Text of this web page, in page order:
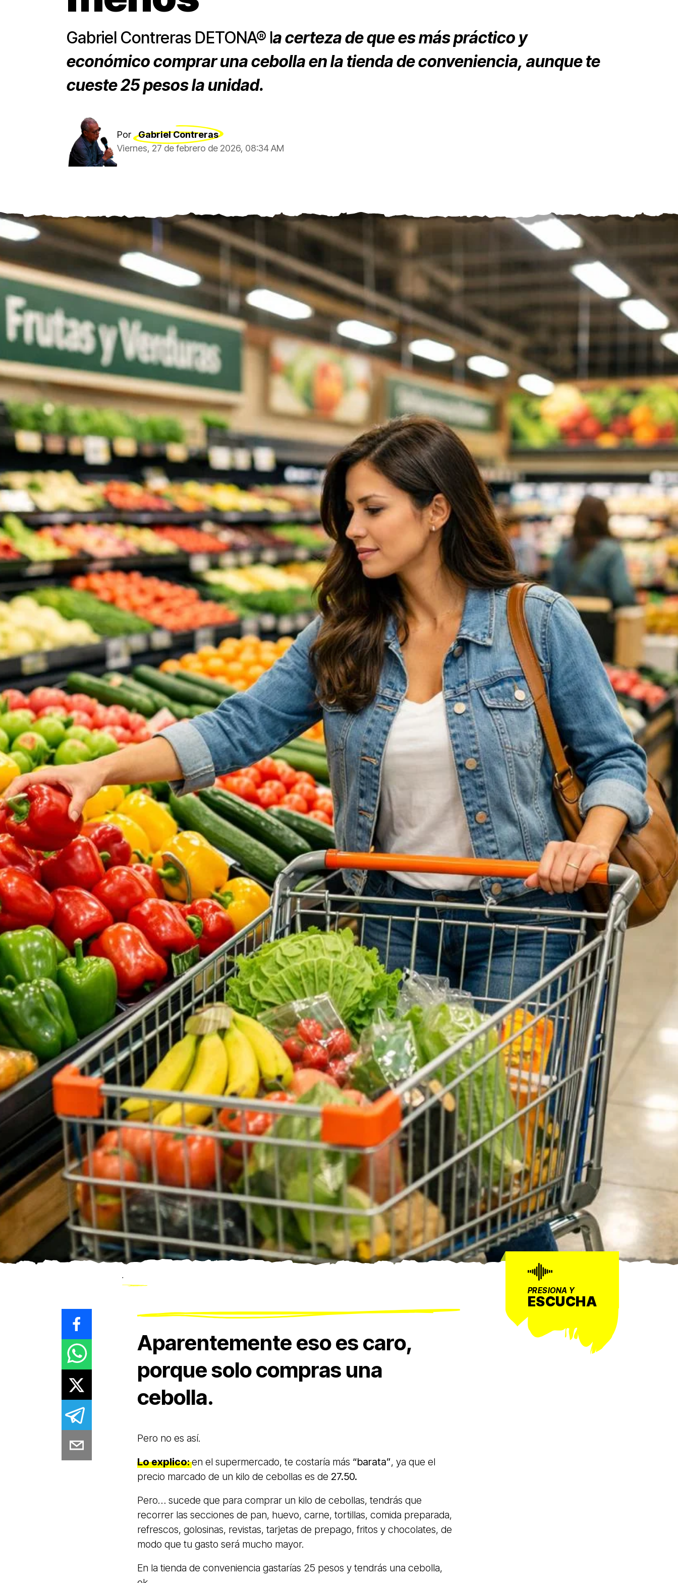
Gabriel Contreras DETONA® la certeza de que es más práctico y
económico comprar una cebolla en la tienda de conveniencia, aunque te
cueste 25 pesos la unidad.
Por
Gabriel Contreras
Viernes, 27 de febrero de 2026, 08:34 AM
.
PRESIONA Y
ESCUCHA
Aparentemente eso es caro,
porque solo compras una
cebolla.
Pero no es así.
Lo explico:en el supermercado, te costaría más “barata”, ya que el
precio marcado de un kilo de cebollas es de 27.50.
Pero… sucede que para comprar un kilo de cebollas, tendrás que
recorrer las secciones de pan, huevo, carne, tortillas, comida preparada,
refrescos, golosinas, revistas, tarjetas de prepago, fritos y chocolates, de
modo que tu gasto será mucho mayor.
En la tienda de conveniencia gastarías 25 pesos y tendrás una cebolla,